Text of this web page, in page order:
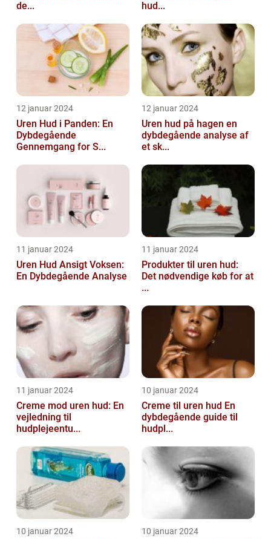
de...
hud...
12 januar 2024
Uren Hud i Panden: En
Dybdegående
Gennemgang for S...
12 januar 2024
Uren hud på hagen en
dybdegående analyse af
et sk...
11 januar 2024
Uren Hud Ansigt Voksen:
En Dybdegående Analyse
11 januar 2024
Produkter til uren hud:
Det nødvendige køb for at
...
11 januar 2024
Creme mod uren hud: En
vejledning til
hudplejeentu...
10 januar 2024
Creme til uren hud En
dybdegående guide til
hudpl...
10 januar 2024 10 januar 2024